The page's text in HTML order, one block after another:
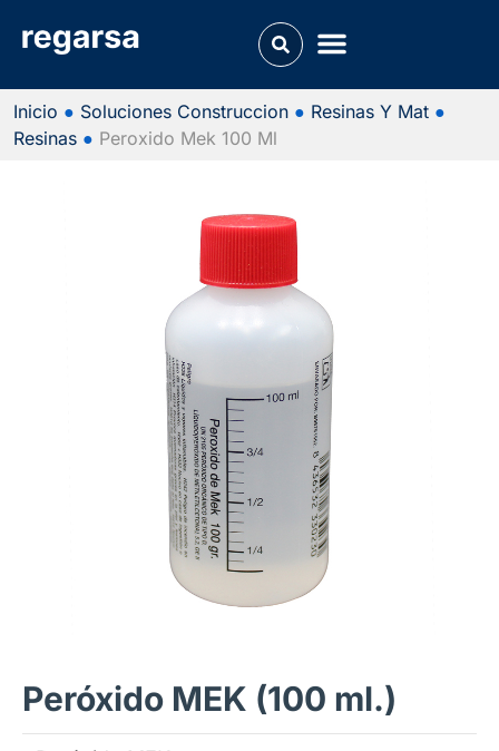
Inicio ● Soluciones Construccion ● Resinas Y Mat ●
Resinas ● Peroxido Mek 100 Ml
Peróxido MEK (100 ml.)